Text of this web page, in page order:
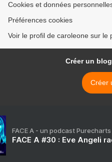
Cookies et données
Préférences cookies
Voir le profil de caroleone sur le
Créer un
Créer
FACE A - un podcast Purecharts
FACE A #30 : Eve Angeli